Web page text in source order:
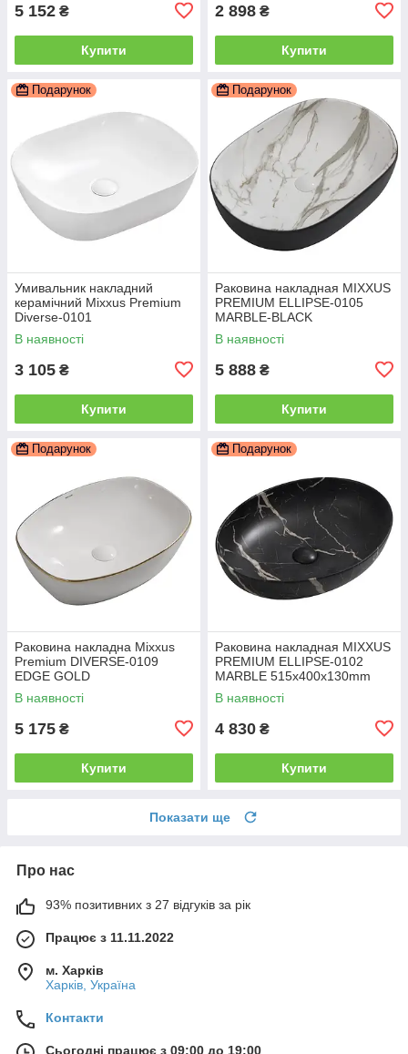
5 152 ₴
Купити
2 898 ₴
Купити
Подарунок
Умивальник накладний
керамічний Mixxus Premium
Diverse-0101
490x395x150mm (MP6484)
В наявності
3 105 ₴
Купити
Подарунок
Раковина накладная MIXXUS
PREMIUM ELLIPSE-0105
MARBLE-BLACK
600х400х150mm (MP6565)
В наявності
5 888 ₴
Купити
Подарунок
Раковина накладна Mixxus
Premium DIVERSE-0109
EDGE GOLD
500х380х140mm (MP6548)
В наявності
5 175 ₴
Купити
Подарунок
Раковина накладная MIXXUS
PREMIUM ELLIPSE-0102
MARBLE 515х400х130mm
(MP6552)
В наявності
4 830 ₴
Купити
Показати ще
Про нас
93% позитивних з 27 відгуків за рік
Працює з 11.11.2022
м. Харків
Харків, Україна
Контакти
Сьогодні працює з 09:00 до 19:00